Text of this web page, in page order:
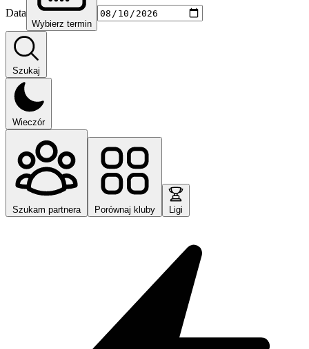
Data
Wybierz termin
Szukaj
Wieczór
Szukam partnera Porównaj kluby Ligi